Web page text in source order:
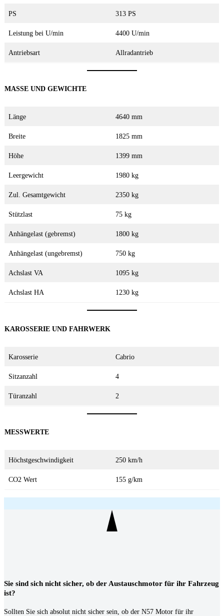
PS 313 PS
Leistung bei U/min 4400 U/min
Antriebsart Allradantrieb
MASSE UND GEWICHTE
Länge 4640 mm
Breite 1825 mm
Höhe 1399 mm
Leergewicht 1980 kg
Zul. Gesamtgewicht 2350 kg
Stützlast 75 kg
Anhängelast (gebremst) 1800 kg
Anhängelast (ungebremst) 750 kg
Achslast VA 1095 kg
Achslast HA 1230 kg
KAROSSERIE UND FAHRWERK
Karosserie Cabrio
Sitzanzahl 4
Türanzahl 2
MESSWERTE
Höchstgeschwindigkeit 250 km/h
CO2 Wert 155 g/km
Sie sind sich nicht sicher, ob der Austauschmotor für ihr Fahrzeug
ist?
Sollten Sie sich absolut nicht sicher sein, ob der N57 Motor für ihr